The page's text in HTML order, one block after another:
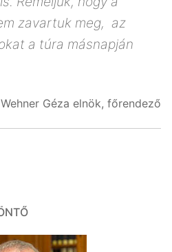
zavartuk meg, az
a túra másnapján
Géza elnök, főrendező